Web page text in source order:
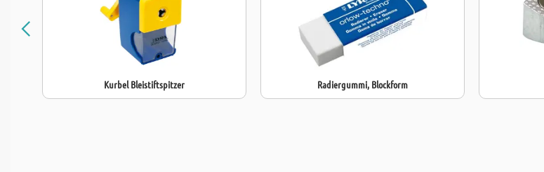
Kurbel Bleistiftspitzer Radiergummi, Blockform